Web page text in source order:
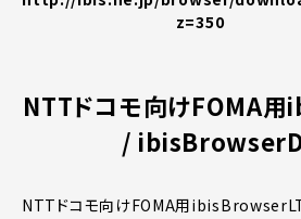
z=350
NTTドコモ向けFOMA
/
NTTドコモ向けFOMA用